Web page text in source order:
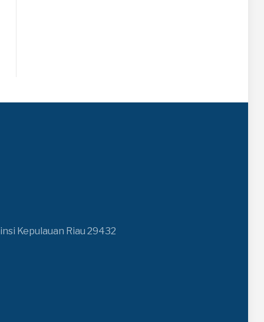
Kepulauan Riau 29432